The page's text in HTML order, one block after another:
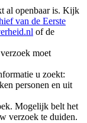
al openbaar is. Kijk
van de Eerste
of de
moet
u zoekt:
personen en uit
Mogelijk belt het
verzoek te duiden.